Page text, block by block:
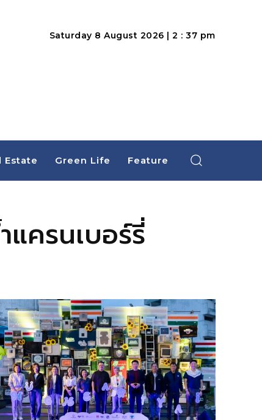
Saturday 8 August 2026 | 2 : 37 pm
Estate Green Life Feature
แครนเบอร์รี่